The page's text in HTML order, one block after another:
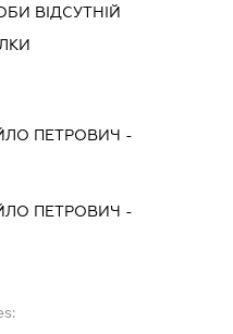
ВІДСУТНІЙ
ПЕТРОВИЧ -
ПЕТРОВИЧ -